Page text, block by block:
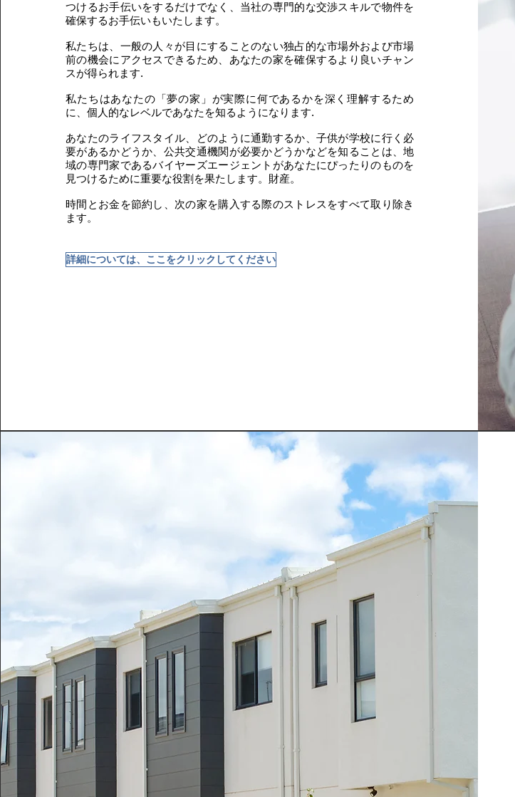
つけるお手伝いをするだけでなく、当社の専門的な交渉スキルで物件を
確保するお手伝いもいたします。
私たちは、一般の人々が目にすることのない独占的な市場外および市場
前の機会にアクセスできるため、あなたの家を確保するより良いチャン
スが得られます.
私たちはあなたの「夢の家」が実際に何であるかを深く理解するため
に、個人的なレベルであなたを知るようになります.
あなたのライフスタイル、どのように通勤するか、子供が学校に行く必
要があるかどうか、公共交通機関が必要かどうかなどを知ることは、地
域の専門家であるバイヤーズエージェントがあなたにぴったりのものを
見つけるために重要な役割を果たします。財産。
時間とお金を節約し、次の家を購入する際のストレスをすべて取り除き
ます。
詳細については、ここをクリックしてください